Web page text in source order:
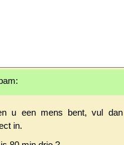
u een mens bent, vul
in.